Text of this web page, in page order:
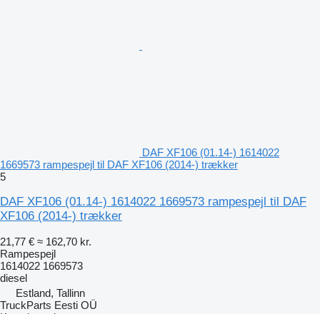
DAF XF106 (01.14-) 1614022
1669573 rampespejl til DAF XF106 (2014-) trækker
5
DAF XF106 (01.14-) 1614022 1669573 rampespejl til DAF
XF106 (2014-) trækker
21,77 € ≈ 162,70 kr.
Rampespejl
1614022 1669573
diesel
Estland, Tallinn
TruckParts Eesti OÜ